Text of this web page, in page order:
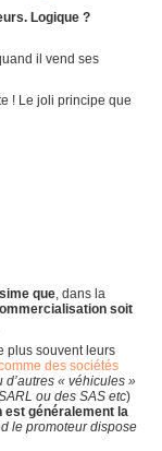
Logique ?
il vend ses
! Le joli principe que
que, dans la
soit
plus souvent leurs
des sociétés
d’autres « véhicules »
ou des SAS etc)
est généralement la
le promoteur dispose